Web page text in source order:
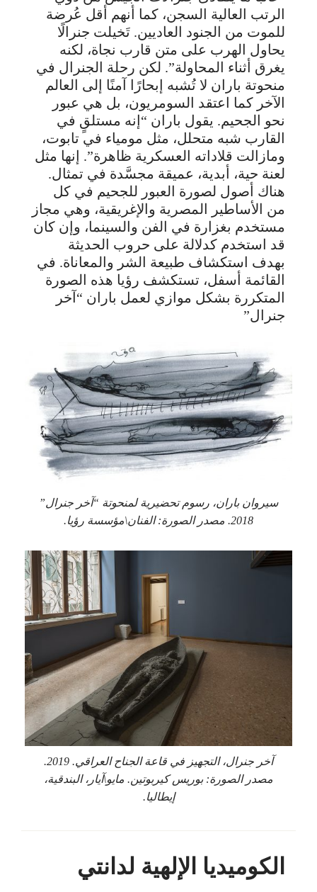
الرتب العالية السجن، كما أنهم أقل عُرضة
للموت من الجنود العاديين. تَخيلت جنرالًا
يحاول الهرب على متن قارب نجاة، لكنه
يغرق أثناء المحاولة”. لكن رحلة الجنرال في
منحوتة باران لا تُشبه إبحارًا آمنًا إلى العالم
الآخر كما اعتقد السومريون، بل هي عبور
نحو الجحيم. يقول باران “إنه مستلقٍ في
القارب شبه متحلل، مثل مومياء في تابوت،
ومازالت قلاداته العسكرية ظاهرة”. إنها مثل
لعنة حية، أبدية، عميقة مجسَّدة في تمثال.
هناك أصول لصورة العبور للجحيم في كل
من الأساطير المصرية والإغريقية، وهي مجاز
مستخدم بغزارة في الفن والسينما، وإن كان
قد استخدم كدلالة على حروب الحديثة
بهدف استكشاف طبيعة الشر والمعاناة. في
القائمة أسفل، تستكشف رؤيا هذه الصورة
المتكررة بشكل موازي لعمل باران “آخر
جنرال”
سيروان باران، رسوم تحضيرية لمنحوتة “آخر جنرال”
2018. مصدر الصورة: الفنان\مؤسسة رؤيا.
آخر جنرال، التجهيز في قاعة الجناح العراقي. 2019.
مصدر الصورة: بوريس كيربوتين. مايو\آيار، البندقية،
إيطاليا.
الكوميديا الإلهية لدانتي